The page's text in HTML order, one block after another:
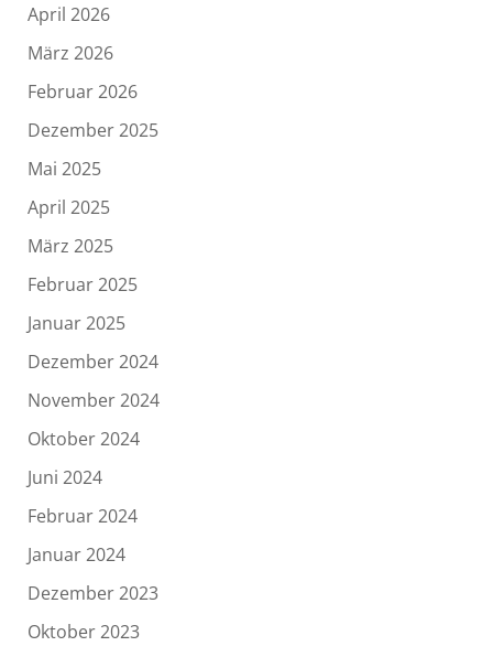
April 2026
März 2026
Februar 2026
Dezember 2025
Mai 2025
April 2025
März 2025
Februar 2025
Januar 2025
Dezember 2024
November 2024
Oktober 2024
Juni 2024
Februar 2024
Januar 2024
Dezember 2023
Oktober 2023